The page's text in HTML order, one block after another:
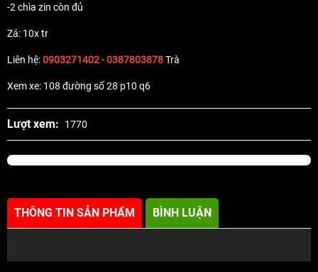
-2 chìa zin còn đủ
Zá: 10x tr
Liên hệ:0903271402 - 0387803878Trà
Xem xe: 108 đường số 28 p10 q6
Lượt xem: 1770
THÔNG TIN SẢN PHẨM BÌNH LUẬN